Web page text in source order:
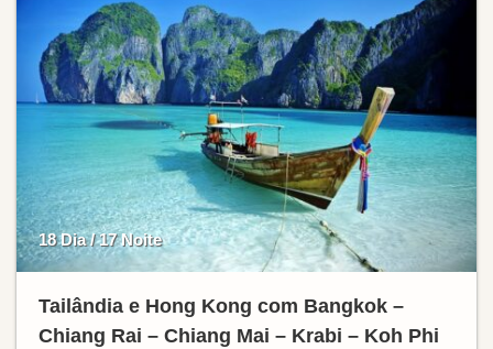
18 Dia / 17 Noite
Tailândia e Hong Kong com Bangkok –
Chiang Rai – Chiang Mai – Krabi – Koh Phi